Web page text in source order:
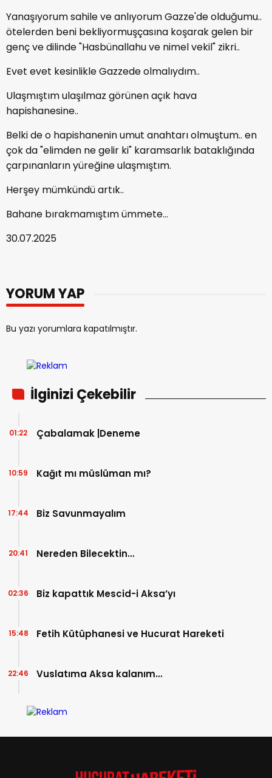
Yanaşıyorum sahile ve anlıyorum Gazze'de olduğumu..
ötelerden beni bekliyormuşçasına koşarak gelen bir
genç ve dilinde "Hasbünallahu ve nimel vekil" zikri..
Evet evet kesinlikle Gazzede olmalıydım..
Ulaşmıştım ulaşılmaz görünen açık hava
hapishanesine..
Belki de o hapishanenin umut anahtarı olmuştum.. en
çok da "elimden ne gelir ki" karamsarlık bataklığında
çarpınanların yüreğine ulaşmıştım.
Herşey mümkündü artık..
Bahane bırakmamıştım ümmete...
30.07.2025
YORUM YAP
Bu yazı yorumlara kapatılmıştır.
İlginizi Çekebilir
Çabalamak |Deneme
01:22
Kağıt mı müslüman mı?
10:59
Biz Savunmayalım
17:44
Nereden Bilecektin…
20:41
Biz kapattık Mescid-i Aksa’yı
02:36
Fetih Kütüphanesi ve Hucurat Hareketi
15:48
Vuslatıma Aksa kalanım…
22:46